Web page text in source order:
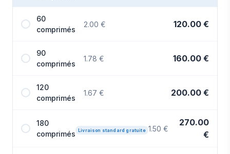
60
comprimés
2.00 € 120.00 €
90
comprimés
1.78 € 160.00 €
120
comprimés
1.67 € 200.00 €
180
comprimés Livraison standard gratuite 1.50 €
270.00
€